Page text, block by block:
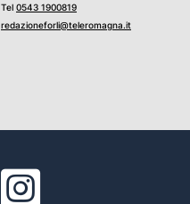
Tel 0543 1900819
redazioneforli@teleromagna.it